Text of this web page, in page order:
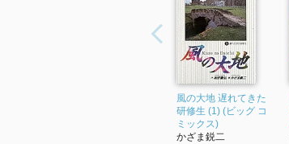
風の大地 遅れてきた
研修生 (1) (ビッグ コ
ミックス)
かざま鋭二